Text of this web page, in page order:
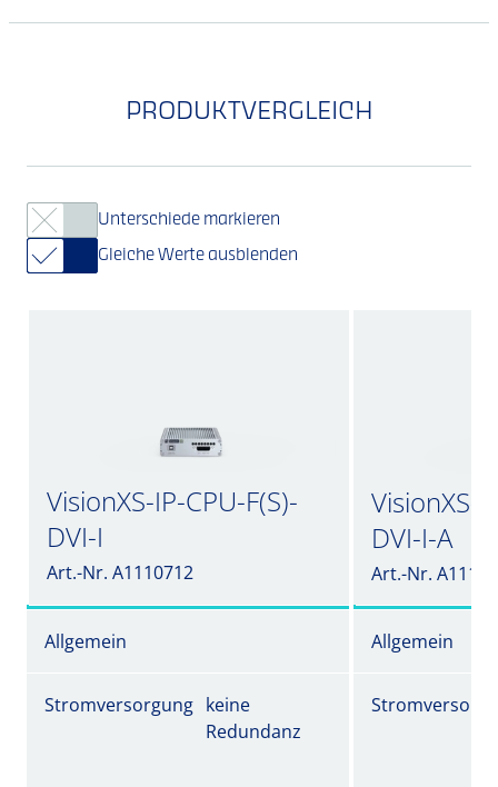
PRODUKTVERGLEICH
Unterschiede markieren
Gleiche Werte ausblenden
VisionXS-IP-CPU-F(S)-
DVI-I
Art.-Nr. A1110712
VisionXS-
DVI-I-A
Art.-Nr.
Allgemein Allgemein
Stromversorgung keine
Redundanz